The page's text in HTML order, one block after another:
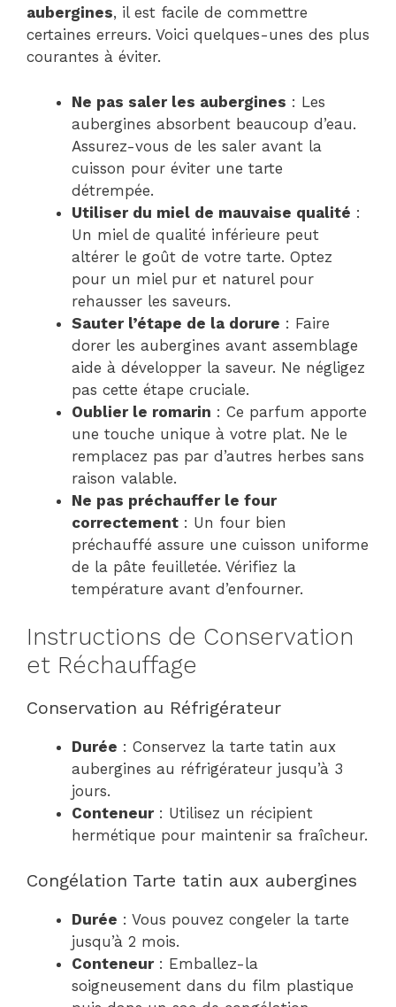
aubergines, il est facile de commettre
certaines erreurs. Voici quelques-unes des plus
courantes à éviter.
Ne pas saler les aubergines : Les
aubergines absorbent beaucoup d’eau.
Assurez-vous de les saler avant la
cuisson pour éviter une tarte
détrempée.
Utiliser du miel de mauvaise qualité :
Un miel de qualité inférieure peut
altérer le goût de votre tarte. Optez
pour un miel pur et naturel pour
rehausser les saveurs.
Sauter l’étape de la dorure : Faire
dorer les aubergines avant assemblage
aide à développer la saveur. Ne négligez
pas cette étape cruciale.
Oublier le romarin : Ce parfum apporte
une touche unique à votre plat. Ne le
remplacez pas par d’autres herbes sans
raison valable.
Ne pas préchauffer le four
correctement : Un four bien
préchauffé assure une cuisson uniforme
de la pâte feuilletée. Vérifiez la
température avant d’enfourner.
Instructions de Conservation
et Réchauffage
Conservation au Réfrigérateur
Durée : Conservez la tarte tatin aux
aubergines au réfrigérateur jusqu’à 3
jours.
Conteneur: Utilisez un récipient
hermétique pour maintenir sa fraîcheur.
Congélation Tarte tatin aux aubergines
Durée : Vous pouvez congeler la tarte
jusqu’à 2 mois.
Conteneur: Emballez-la
soigneusement dans du film plastique